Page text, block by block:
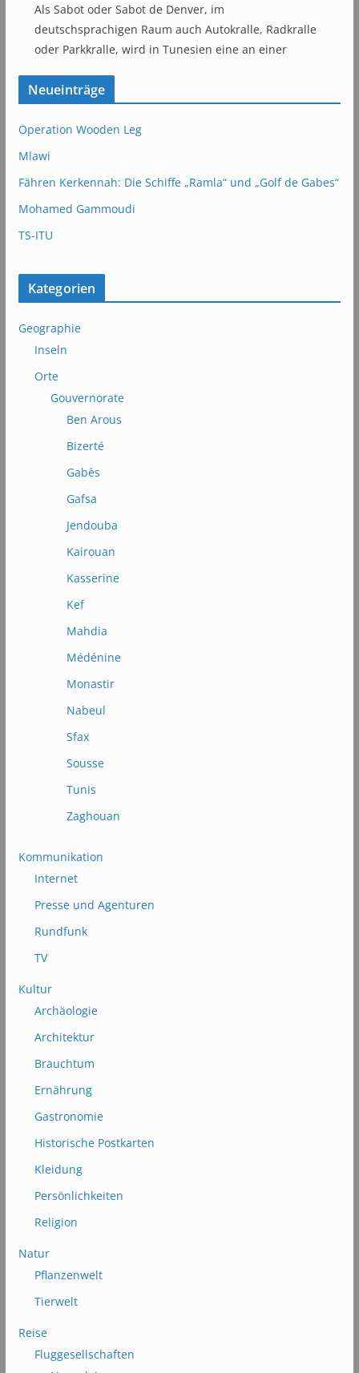
Als Sabot oder Sabot de Denver, im
deutschsprachigen Raum auch Autokralle, Radkralle
oder Parkkralle, wird in Tunesien eine an einer
Neueinträge
Operation Wooden Leg
Mlawi
Fähren Kerkennah: Die Schiffe „Ramla“ und „Golf de Gabes“
Mohamed Gammoudi
TS-ITU
Kategorien
Geographie
Inseln
Orte
Gouvernorate
Ben Arous
Bizerté
Gabès
Gafsa
Jendouba
Kairouan
Kasserine
Kef
Mahdia
Médénine
Monastir
Nabeul
Sfax
Sousse
Tunis
Zaghouan
Kommunikation
Internet
Presse und Agenturen
Rundfunk
TV
Kultur
Archäologie
Architektur
Brauchtum
Ernährung
Gastronomie
Historische Postkarten
Kleidung
Persönlichkeiten
Religion
Natur
Pflanzenwelt
Tierwelt
Reise
Fluggesellschaften